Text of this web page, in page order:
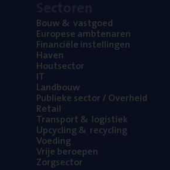
Bouw& vastgoed
Euro­pe­se ambtenaren
Finan­ci­ë­le instellingen
Haven
Hout­sec­tor
IT
Land­bouw
Publie­ke sec­tor / Overheid
Retail
Trans­port& logistiek
Upcy­cling& recycling
Voe­ding
Vrije beroe­pen
Zorg­sec­tor